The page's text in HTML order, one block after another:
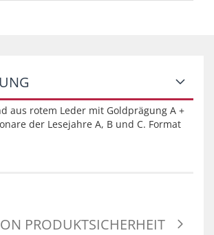
aus rotem Leder mit Goldprägung A +
der Lesejahre A, B und C. Format
PRODUKTSICHERHEIT